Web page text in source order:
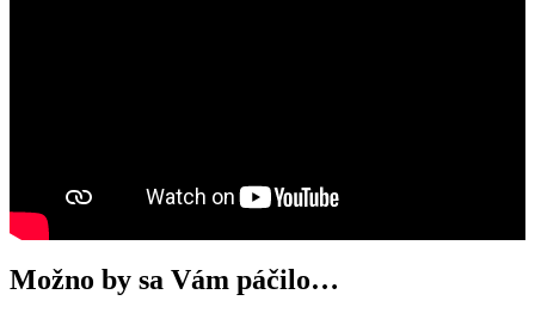
Možno by sa Vám páčilo…